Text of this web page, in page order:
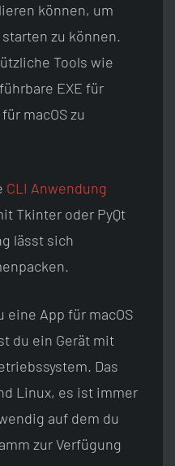
können, um
zu können.
Tools wie
EXE für
macOS zu
CLI Anwendung
Tkinter oder PyQt
lässt sich
App für macOS
du ein Gerät mit
Das
Linux, es ist immer
auf dem du
zur Verfügung